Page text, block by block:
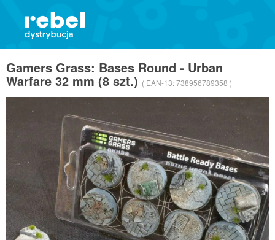
Gamers Grass: Bases Round - Urban
Warfare 32 mm (8 szt.) ( EAN-13:738956789358 )